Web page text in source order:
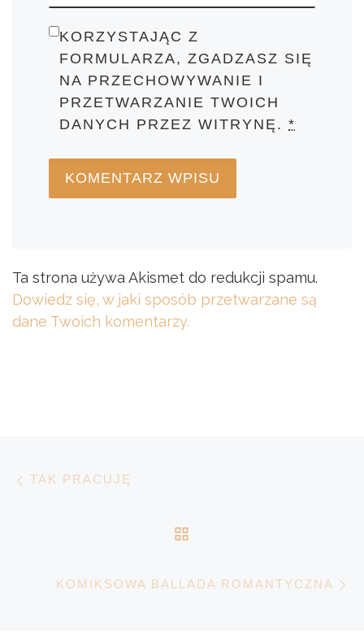
KORZYSTAJĄC Z
FORMULARZA, ZGADZASZ SIĘ
NA PRZECHOWYWANIE I
PRZETWARZANIE TWOICH
DANYCH PRZEZ WITRYNĘ.*
Ta strona używa Akismet do redukcji spamu.
Dowiedz się, w jaki sposób przetwarzane są
dane Twoich komentarzy.
Nawigacja wpisu
TAK PRACUJĘ
KOMIKSOWA BALLADA ROMANTYCZNA